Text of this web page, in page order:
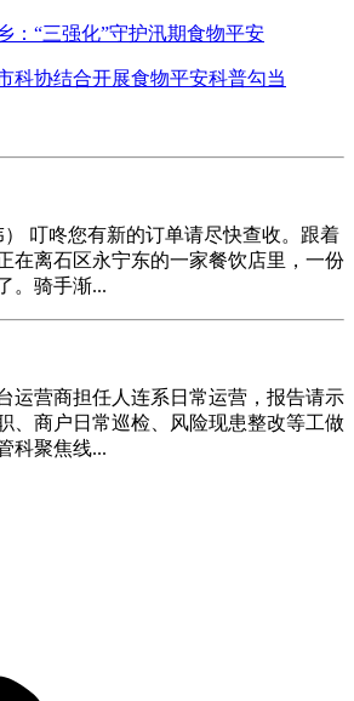
：“三强化”守护汛期食物平安
科协结合开展食物平安科普勾当
叮咚您有新的订单请尽快查收。跟着
在离石区永宁东的一家餐饮店里，一份
。骑手渐...
运营商担任人连系日常运营，报告请示
、商户日常巡检、风险现患整改等工做
科聚焦线...